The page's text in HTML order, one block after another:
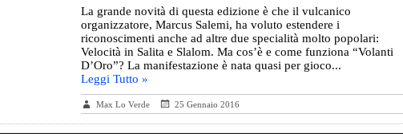
La grande novità di questa edizione è che il vulcanico
organizzatore, Marcus Salemi, ha voluto estendere i
riconoscimenti anche ad altre due specialità molto popolari:
Velocità in Salita e Slalom. Ma cos’è e come funziona “Volanti
D’Oro”? La manifestazione è nata quasi per gioco...
Leggi Tutto »
Max Lo Verde 25 Gennaio 2016